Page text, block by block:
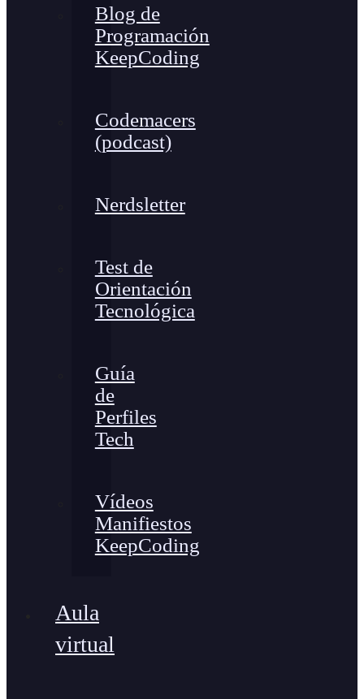
Blog de
Programación
KeepCoding
Codemacers
(podcast)
Nerdsletter
Test de
Orientación
Tecnológica
Guía
de
Perfiles
Tech
Vídeos
Manifiestos
KeepCoding
Aula
virtual